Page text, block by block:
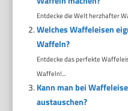
Entdecke die Welt herzhafter
Welches Waffeleisen
Waffeln?
Entdecke das perfekte
Waffeln!...
Kann man bei
austauschen?